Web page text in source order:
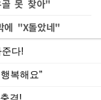
못 찾아"
에 "X돌았네"